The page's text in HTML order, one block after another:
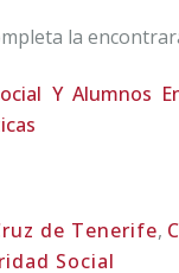
la
Y Alumnos
de Tenerife,
Social